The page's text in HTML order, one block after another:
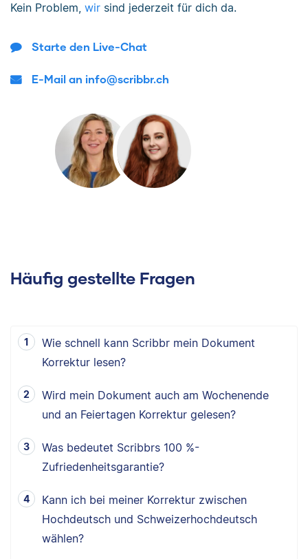
Kein Problem, wir sind jederzeit für dich da.
Starte den Live-Chat
E-Mail an info@scribbr.ch
Häufig gestellte Fragen
Wie schnell kann Scribbr mein Dokument
Korrektur lesen?
Wird mein Dokument auch am Wochenende
und an Feiertagen Korrektur gelesen?
Was bedeutet Scribbrs 100 %-
Zufriedenheitsgarantie?
Kann ich bei meiner Korrektur zwischen
Hochdeutsch und Schweizerhochdeutsch
wählen?